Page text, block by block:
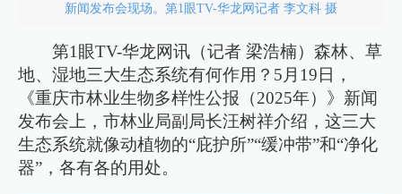
新闻发布会现场。第1眼TV-华龙网记者 李文科 摄
第1眼TV-华龙网讯（记者 梁浩楠）森林、草
地、湿地三大生态系统有何作用？5月19日，
《重庆市林业生物多样性公报（2025年）》新闻
发布会上，市林业局副局长汪树祥介绍，这三大
生态系统就像动植物的“庇护所”“缓冲带”和“净化
器”，各有各的用处。